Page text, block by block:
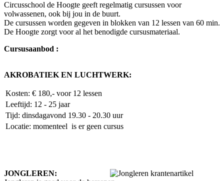
Circusschool de Hoogte geeft regelmatig cursussen voor
volwassenen, ook bij jou in de buurt.
De cursussen worden gegeven in blokken van 12 lessen van 60 min.
De Hoogte zorgt voor al het benodigde cursusmateriaal.
Cursusaanbod :
AKROBATIEK EN LUCHTWERK:
Kosten: € 180,- voor 12 lessen
Leeftijd: 12 - 25 jaar
Tijd: dinsdagavond 19.30 - 20.30 uur
Locatie: momenteel is er geen cursus
JONGLEREN: